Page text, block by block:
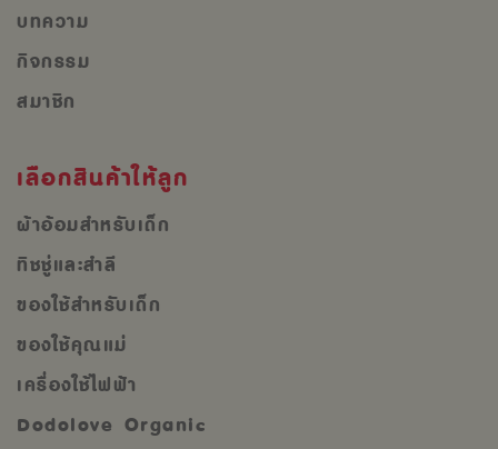
บทความ
กิจกรรม
สมาชิก
เลือกสินค้าให้ลูก
ผ้าอ้อมสำหรับเด็ก
ทิชชู่และสำลี
ของใช้สำหรับเด็ก
ของใช้คุณแม่
เครื่องใช้ไฟฟ้า
Dodolove Organic